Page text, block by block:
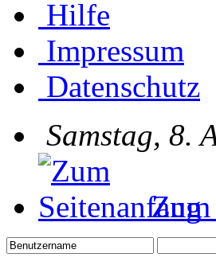
Hilfe
Impressum
Datenschutz
Samstag, 8.
Zum